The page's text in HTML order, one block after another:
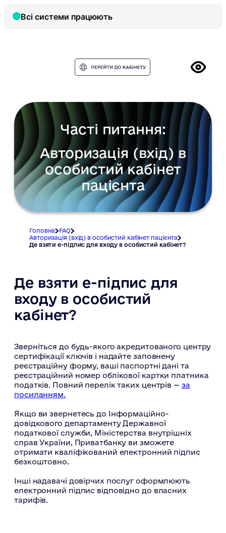
Часті питання:
Авторизація (вхід) в
особистий кабінет
пацієнта
Головна
FAQ
Авторизація (вхід) в особистий кабінет пацієнта
Де взяти е-підпис для входу в особистий кабінет?
Де взяти е-підпис для
входу в особистий
кабінет?
Зверніться до будь-якого акредитованого центру
сертифікації ключів і надайте заповнену
реєстраційну форму, ваші паспортні дані та
реєстраційний номер облікової картки платника
податків. Повний перелік таких центрів — за
посиланням.
Якщо ви звернетесь до Інформаційно-
довідкового департаменту Державної
податкової служби, Міністерства внутрішніх
справ України, Приватбанку ви зможете
отримати кваліфікований електронний підпис
безкоштовно.
Інші надавачі довірчих послуг оформлюють
електронний підпис відповідно до власних
тарифів.